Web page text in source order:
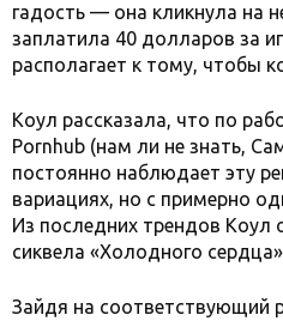
гадость — она кликнула на
заплатила 40 долларов за
располагает к тому, чтобы
Коул рассказала, что по
Pornhub (нам ли не знать,
постоянно наблюдает эту
вариациях, но с примерно
Из последних трендов Коул
сиквела «Холодного
Зайдя на соответствующий